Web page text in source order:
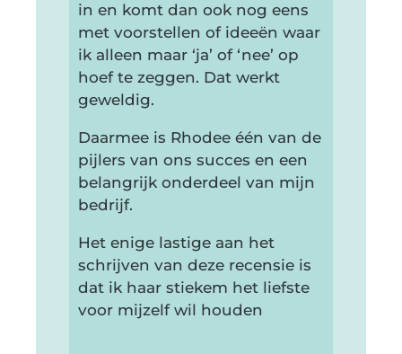
in en komt dan ook nog eens
met voorstellen of ideeën waar
ik alleen maar ‘ja’ of ‘nee’ op
hoef te zeggen. Dat werkt
geweldig.
Daarmee is Rhodee één van de
pijlers van ons succes en een
belangrijk onderdeel van mijn
bedrijf.
Het enige lastige aan het
schrijven van deze recensie is
dat ik haar stiekem het liefste
voor mijzelf wil houden